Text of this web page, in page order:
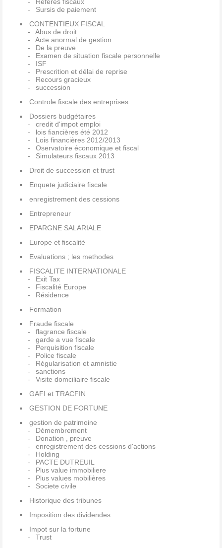
Sursis de paiement
CONTENTIEUX FISCAL
Abus de droit
Acte anormal de gestion
De la preuve
Examen de situation fiscale personnelle
ISF
Prescrition et délai de reprise
Recours gracieux
succession
Controle fiscale des entreprises
Dossiers budgétaires
credit d'impot emploi
lois fiancières été 2012
Lois financières 2012/2013
Oservatoire économique et fiscal
Simulateurs fiscaux 2013
Droit de succession et trust
Enquete judiciaire fiscale
enregistrement des cessions
Entrepreneur
EPARGNE SALARIALE
Europe et fiscalité
Evaluations ; les methodes
FISCALITE INTERNATIONALE
Exit Tax
Fiscalité Europe
Résidence
Formation
Fraude fiscale
flagrance fiscale
garde a vue fiscale
Perquisition fiscale
Police fiscale
Régularisation et amnistie
sanctions
Visite domciliaire fiscale
GAFI et TRACFIN
GESTION DE FORTUNE
gestion de patrimoine
Démembrement
Donation , preuve
enregistrement des cessions d'actions
Holding
PACTE DUTREUIL
Plus value immobiliere
Plus values mobilières
Societe civile
Historique des tribunes
Imposition des dividendes
Impot sur la fortune
Trust